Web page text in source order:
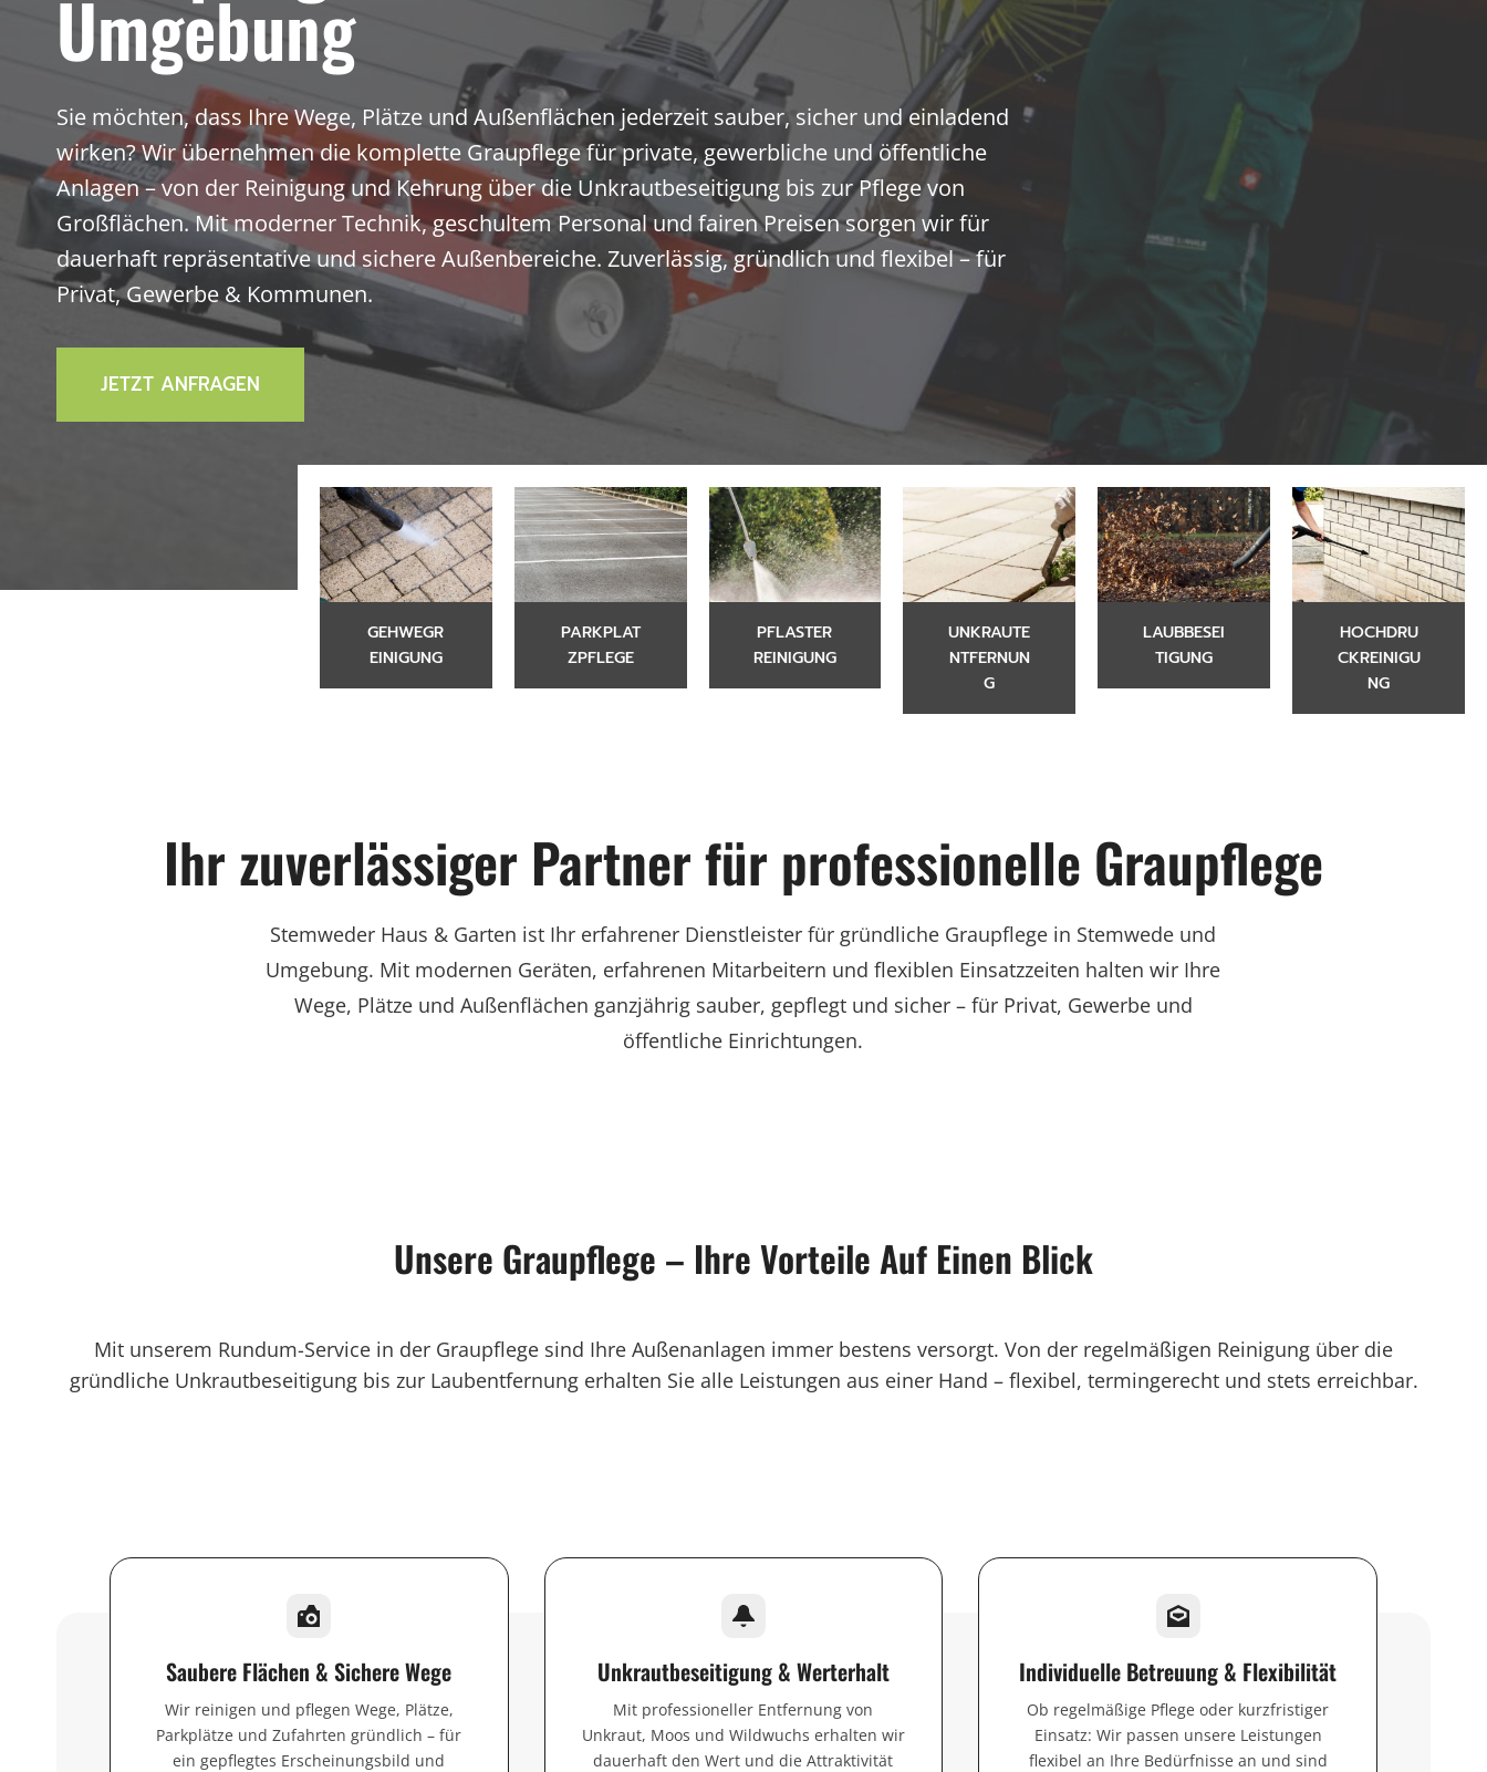
Umgebung
Sie möchten, dass Ihre Wege, Plätze und Außenflächen jederzeit sauber, sicher und einladend
wirken? Wir übernehmen die komplette Graupflege für private, gewerbliche und öffentliche
Anlagen – von der Reinigung und Kehrung über die Unkrautbeseitigung bis zur Pflege von
Großflächen. Mit moderner Technik, geschultem Personal und fairen Preisen sorgen wir für
dauerhaft repräsentative und sichere Außenbereiche. Zuverlässig, gründlich und flexibel – für
Privat, Gewerbe & Kommunen.
JETZT ANFRAGEN
GEHWEGR
EINIGUNG
PARKPLAT
ZPFLEGE
PFLASTER
REINIGUNG
UNKRAUTE
NTFERNUN
G
LAUBBESEI
TIGUNG
HOCHDRU
CKREINIGU
NG
Ihr zuverlässiger Partner für professionelle Graupflege
Stemweder Haus & Garten ist Ihr erfahrener Dienstleister für gründliche Graupflege in Stemwede und
Umgebung. Mit modernen Geräten, erfahrenen Mitarbeitern und flexiblen Einsatzzeiten halten wir Ihre
Wege, Plätze und Außenflächen ganzjährig sauber, gepflegt und sicher – für Privat, Gewerbe und
öffentliche Einrichtungen.
Unsere Graupflege – Ihre Vorteile Auf Einen Blick
Mit unserem Rundum-Service in der Graupflege sind Ihre Außenanlagen immer bestens versorgt. Von der regelmäßigen Reinigung über die
gründliche Unkrautbeseitigung bis zur Laubentfernung erhalten Sie alle Leistungen aus einer Hand – flexibel, termingerecht und stets erreichbar.
Saubere Flächen & Sichere Wege
Wir reinigen und pflegen Wege, Plätze,
Parkplätze und Zufahrten gründlich – für
ein gepflegtes Erscheinungsbild und
Unkrautbeseitigung & Werterhalt
Mit professioneller Entfernung von
Unkraut, Moos und Wildwuchs erhalten wir
dauerhaft den Wert und die Attraktivität
Individuelle Betreuung & Flexibilität
Ob regelmäßige Pflege oder kurzfristiger
Einsatz: Wir passen unsere Leistungen
flexibel an Ihre Bedürfnisse an und sind